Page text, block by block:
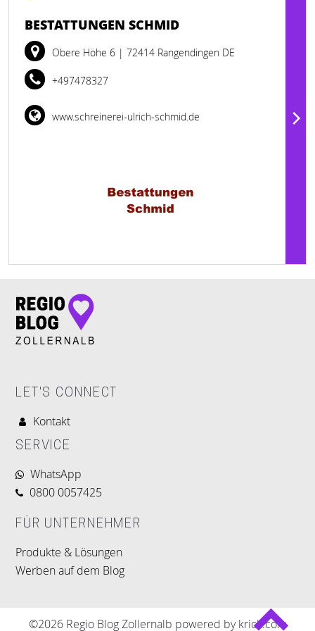
BESTATTUNGEN SCHMID
Obere Höhe 6 | 72414 Rangendingen DE
+497478327
www.schreinerei-ulrich-schmid.de
LET'S CONNECT
Kontakt
SERVICE
WhatsApp
0800 0057425
FÜR UNTERNEHMER
Produkte & Lösungen
Werben auf dem Blog
©2026 Regio Blog Zollernalb powered by krick.com